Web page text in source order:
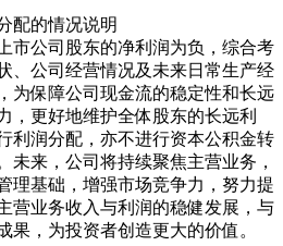
配的情况说明
市公司股东的净利润为负，综合考
、公司经营情况及未来日常生产经
为保障公司现金流的稳定性和长远
，更好地维护全体股东的长远利
利润分配，亦不进行资本公积金转
未来，公司将持续聚焦主营业务，
理基础，增强市场竞争力，努力提
营业务收入与利润的稳健发展，与
果，为投资者创造更大的价值。